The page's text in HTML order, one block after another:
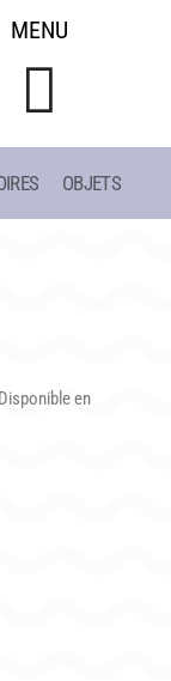
MENU
OBJETS
en